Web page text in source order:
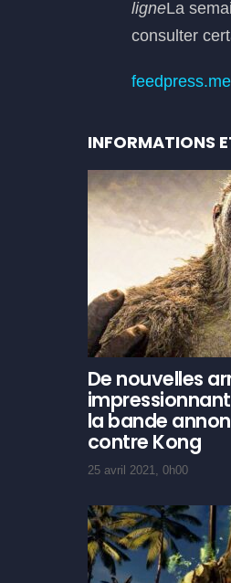
ligneLa
consulter
feedpress.me
INFORMATIONS
De nouvelles
la bande
contre Kong
25 avril 2021, 0h00